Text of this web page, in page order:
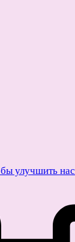
улучшить